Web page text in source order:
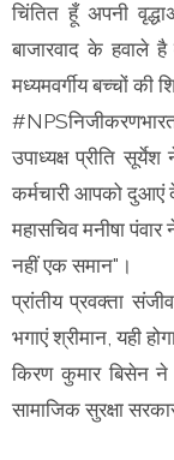
चिंतित हूँ अपनी
बाजारवाद के हवाले
मध्यमवर्गीय बच्चों की
उपाध्यक्ष प्रीति
कर्मचारी आपको दुआएं
महासचिव मनीषा
नहीं एक समान"।
प्रांतीय प्रवक्ता
भगाएं श्रीमान, यही
किरण कुमार बिसेन ने
सामाजिक सुरक्षा